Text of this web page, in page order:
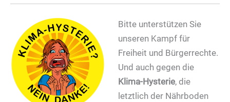
Bitte unterstützen Sie
unseren Kampf für
Freiheit und Bürgerrechte.
Und auch gegen die
Klima-Hysterie, die
letztlich der Nährboden